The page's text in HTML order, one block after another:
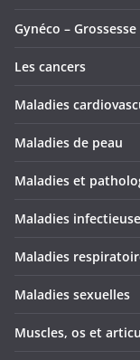
Gynéco – Grossesse
Les cancers
Maladies
Maladies de peau
Maladies et
Maladies
Maladies
Maladies sexuelles
Muscles, os et